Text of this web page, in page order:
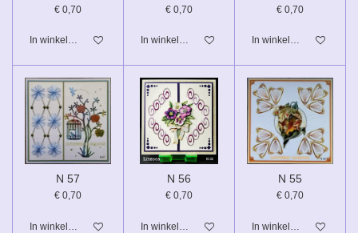
€ 0,70
In winkelwagen
€ 0,70
In winkelwagen
€ 0,70
In winkelwagen
N 57
€ 0,70
In winkelwagen
N 56
€ 0,70
In winkelwagen
N 55
€ 0,70
In winkelwagen